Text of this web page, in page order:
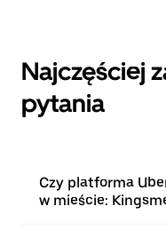
Najczęściej
pytania
Czy platforma
w mieście: